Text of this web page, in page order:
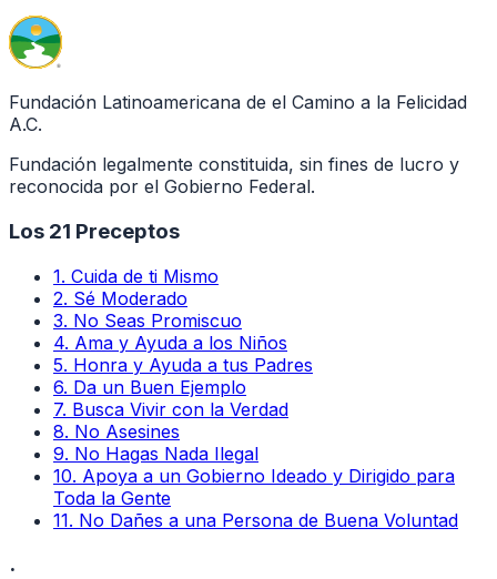
Fundación Latinoamericana de el Camino a la Felicidad
A.C.
Fundación legalmente constituida, sin fines de lucro y
reconocida por el Gobierno Federal.
Los 21 Preceptos
1. Cuida de ti Mismo
2. Sé Moderado
3. No Seas Promiscuo
4. Ama y Ayuda a los Niños
5. Honra y Ayuda a tus Padres
6. Da un Buen Ejemplo
7. Busca Vivir con la Verdad
8. No Asesines
9. No Hagas Nada Ilegal
10. Apoya a un Gobierno Ideado y Dirigido para
Toda la Gente
11. No Dañes a una Persona de Buena Voluntad
.